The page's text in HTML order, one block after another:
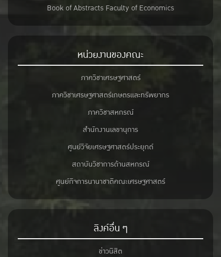
Book of Abstracts Faculty of Economics
หน่วยงานของคณะ
ภาควิชาเศรษฐศาสตร์
ภาควิชาเศรษฐศาสตร์เกษตรและทรัพยากร
ภาควิชาสหกรณ์
สำนักงานเลขานุการ
ศูนย์วิจัยเศรษฐศาสตร์ประยุกต์
สถาบันวิชาการด้านสหกรณ์
ศูนย์กิจการนานาชาติคณะเศรษฐศาสตร์
ลิงค์อื่น ๆ
ข่าวนิสิต